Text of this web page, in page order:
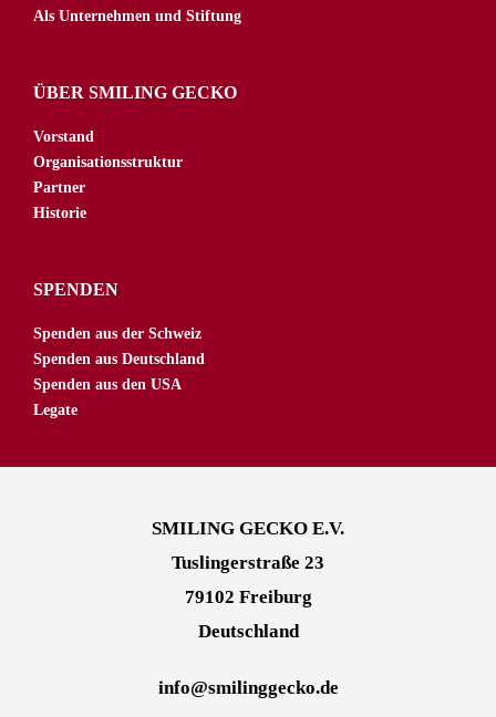
Als Unternehmen und Stiftung
ÜBER SMILING GECKO
Vorstand
Organisationsstruktur
Partner
Historie
SPENDEN
Spenden aus der Schweiz
Spenden aus Deutschland
Spenden aus den USA
Legate
SMILING GECKO E.V.
Tuslingerstraße 23
79102 Freiburg
Deutschland
info@smilinggecko.de